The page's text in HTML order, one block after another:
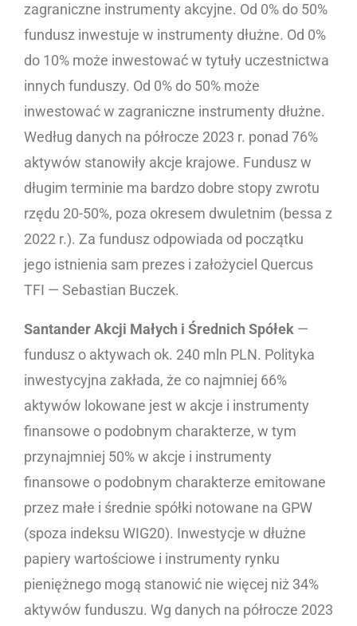
zagraniczne instrumenty akcyjne. Od 0% do 50%
fundusz inwestuje w instrumenty dłużne. Od 0%
do 10% może inwestować w tytuły uczestnictwa
innych funduszy. Od 0% do 50% może
inwestować w zagraniczne instrumenty dłużne.
Według danych na półrocze 2023 r. ponad 76%
aktywów stanowiły akcje krajowe. Fundusz w
długim terminie ma bardzo dobre stopy zwrotu
rzędu 20-50%, poza okresem dwuletnim (bessa z
2022 r.). Za fundusz odpowiada od początku
jego istnienia sam prezes i założyciel Quercus
TFI — Sebastian Buczek.
Santander Akcji Małych i Średnich Spółek —
fundusz o aktywach ok. 240 mln PLN. Polityka
inwestycyjna zakłada, że co najmniej 66%
aktywów lokowane jest w akcje i instrumenty
finansowe o podobnym charakterze, w tym
przynajmniej 50% w akcje i instrumenty
finansowe o podobnym charakterze emitowane
przez małe i średnie spółki notowane na GPW
(spoza indeksu WIG20). Inwestycje w dłużne
papiery wartościowe i instrumenty rynku
pieniężnego mogą stanowić nie więcej niż 34%
aktywów funduszu. Wg danych na półrocze 2023